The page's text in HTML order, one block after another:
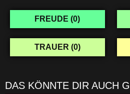
FREUDE (0)
TRAUER (0)
DAS KÖNNTE DIR AUCH